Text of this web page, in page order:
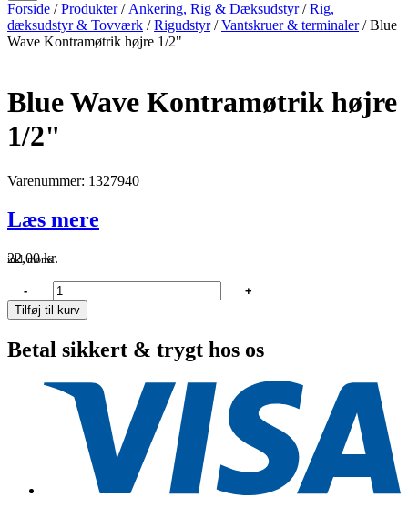
Forside /Produkter/ Ankering, Rig & Dæksudstyr/Rig,
dæksudstyr & Tovværk /Rigudstyr/Vantskruer & terminaler/ Blue
Wave Kontramøtrik højre 1/2"
Blue Wave Kontramøtrik højre
1/2"
Varenummer: 1327940
Læs mere
22,00kr.
inkl. moms
Blue
Wave
Kontramøtrik
1/2"
-
+
Tilføj til kurv
Betal sikkert & trygt hos os